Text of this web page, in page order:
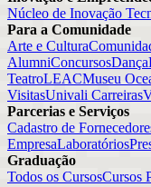
Núcleo de Inovação
Para a Comunidade
Arte e Cultura
AlumniConcursosDança
TeatroLEACMuseu
VisitasUnivali Carreiras
Parcerias e Serviços
Cadastro de
EmpresaLaboratórios
Graduação
Todos os CursosCursos